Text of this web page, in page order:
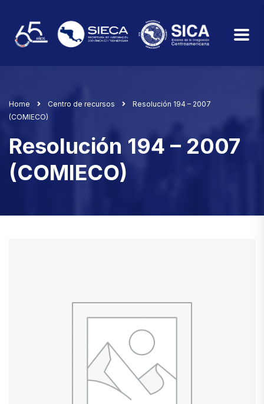
Home Centro de recursos
Resolución 194 – 2007
(COMIECO)
Resolución 194 – 2007
(COMIECO)